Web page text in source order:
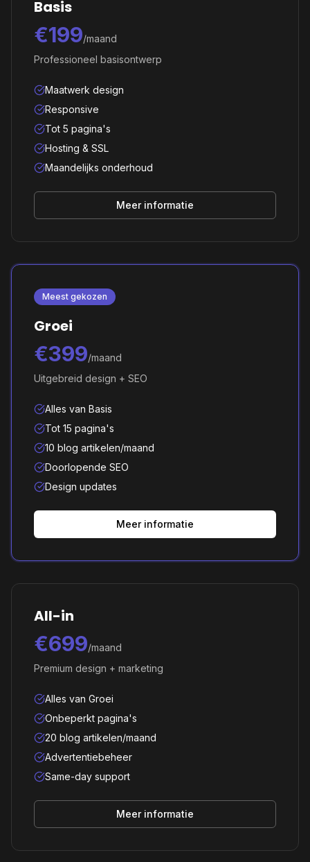
Basis
€199/maand
Professioneel basisontwerp
Maatwerk design
Responsive
Tot 5 pagina's
Hosting & SSL
Maandelijks onderhoud
Meer informatie
Meest gekozen
Groei
€399/maand
Uitgebreid design + SEO
Alles van Basis
Tot 15 pagina's
10 blog artikelen/maand
Doorlopende SEO
Design updates
Meer informatie
All-in
€699/maand
Premium design + marketing
Alles van Groei
Onbeperkt pagina's
20 blog artikelen/maand
Advertentiebeheer
Same-day support
Meer informatie